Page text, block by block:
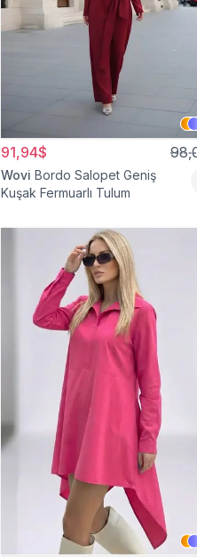
91,94$
Wovi Bordo Salopet Geniş
Kuşak Fermuarlı Tulum